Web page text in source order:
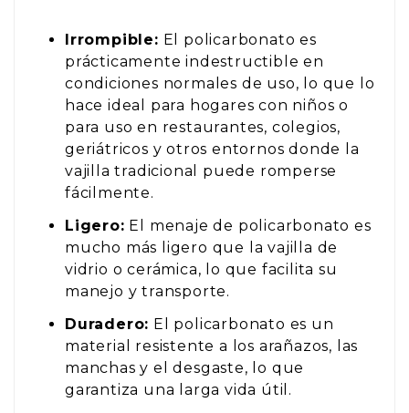
Irrompible: El policarbonato es
prácticamente indestructible en
condiciones normales de uso, lo que lo
hace ideal para hogares con niños o
para uso en restaurantes, colegios,
geriátricos y otros entornos donde la
vajilla tradicional puede romperse
fácilmente.
Ligero: El menaje de policarbonato es
mucho más ligero que la vajilla de
vidrio o cerámica, lo que facilita su
manejo y transporte.
Duradero: El policarbonato es un
material resistente a los arañazos, las
manchas y el desgaste, lo que
garantiza una larga vida útil.